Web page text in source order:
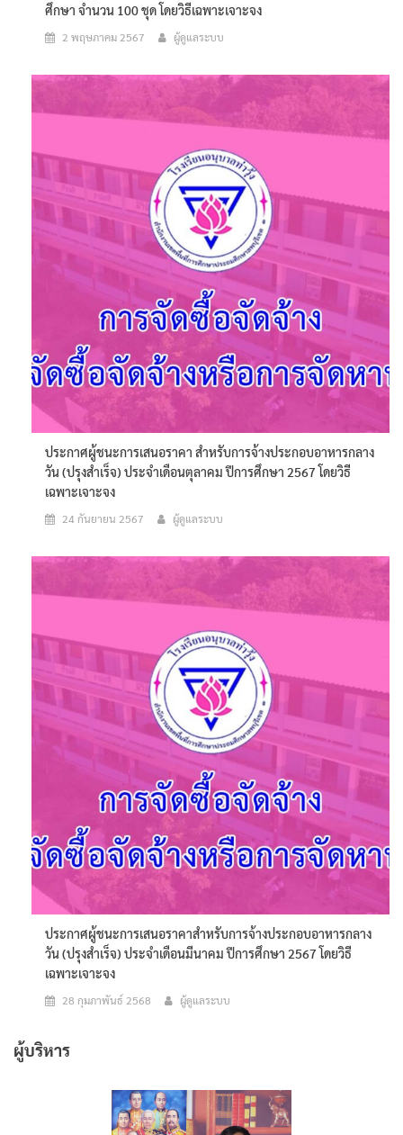
ศึกษา จำนวน 100 ชุด โดยวิธีเฉพาะเจาะจง
2 พฤษภาคม 2567 ผู้ดูแลระบบ
ประกาศผู้ชนะการเสนอราคา สำหรับการจ้างประกอบอาหารกลาง
วัน (ปรุงสำเร็จ) ประจำเดือนตุลาคม ปีการศึกษา 2567 โดยวิธี
เฉพาะเจาะจง
24 กันยายน 2567 ผู้ดูแลระบบ
ประกาศผู้ชนะการเสนอราคาสำหรับการจ้างประกอบอาหารกลาง
วัน (ปรุงสำเร็จ) ประจำเดือนมีนาคม ปีการศึกษา 2567 โดยวิธี
เฉพาะเจาะจง
28 กุมภาพันธ์ 2568 ผู้ดูแลระบบ
ผู้บริหาร